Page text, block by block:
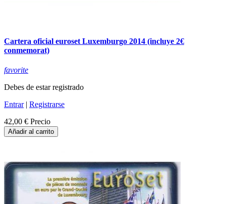
Cartera oficial euroset Luxemburgo 2014 (incluye 2€
conmemorat)
favorite
Debes de estar registrado
Entrar| Registrarse
42,00 € Precio
Añadir al carrito